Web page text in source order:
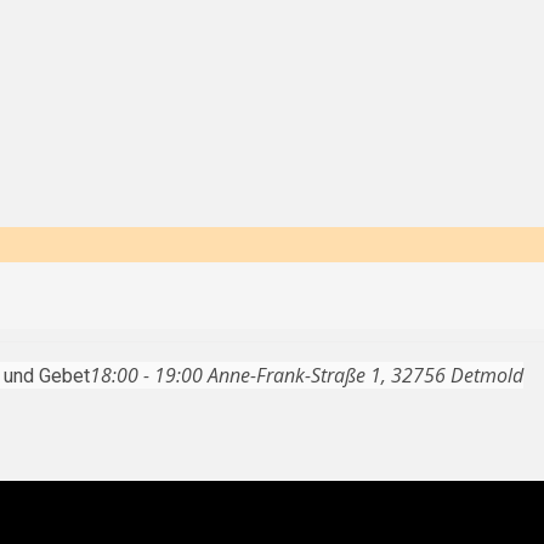
Gebet18:00 - 19:00Anne-Frank-Straße 1, 32756 Detmold